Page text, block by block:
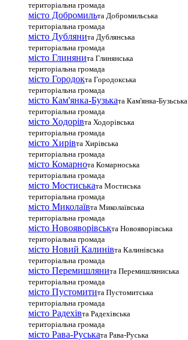
територіальна громада
місто Добромильта Добромильська
територіальна громада
місто Дублянита Дублянська
територіальна громада
місто Глинянита Глинянська
територіальна громада
місто Городокта Городокська
територіальна громада
місто Кам'янка-Бузьката Кам'янка-Бузьська
територіальна громада
місто Ходорівта Ходорівська
територіальна громада
місто Хирівта Хирівська
територіальна громада
місто Комарнота Комарноська
територіальна громада
місто Мостиськата Мостиська
територіальна громада
місто Миколаївта Миколаївська
територіальна громада
місто Новояворівськта Новояворівська
територіальна громада
місто Новий Калинівта Калинівська
територіальна громада
місто Перемишлянита Перемишляниська
територіальна громада
місто Пустомитита Пустомитська
територіальна громада
місто Радехівта Радехівська
територіальна громада
місто Рава-Руськата Рава-Руська